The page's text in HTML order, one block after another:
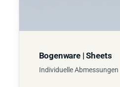
Bogenware | Sheets
Individuelle Abmessungen